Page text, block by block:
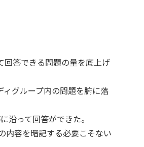
回答できる問題の量を底上げ
グループ内の問題を腑に落
沿って回答ができた。
内容を暗記する必要こそない